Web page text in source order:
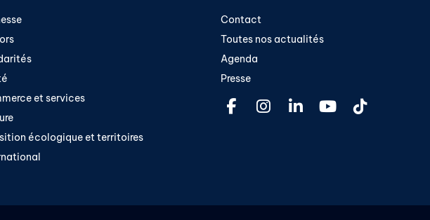
et services
écologique et territoires​
Contact
Toutes nos actualités
Agenda
Presse